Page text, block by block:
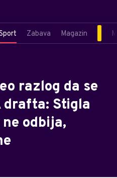
Zabava Magazin
razlog da se
drafta: Stigla
odbija,